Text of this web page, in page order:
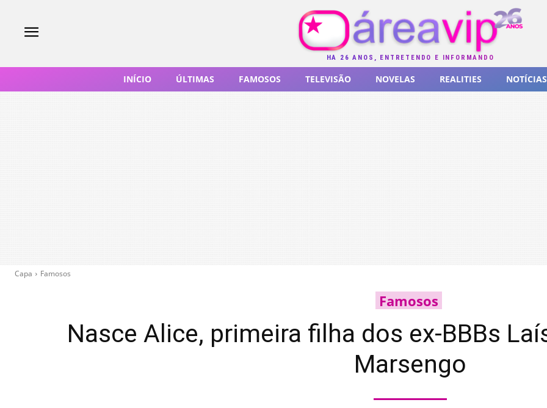
HÁ 26 ANOS, ENTRETENDO E INFORMANDO
INÍCIO ÚLTIMAS FAMOSOS TELEVISÃO NOVELAS REALITIES NOTÍCIAS
Capa Famosos
Famosos
Nasce Alice, primeira filha dos ex-BBBs
Marsengo